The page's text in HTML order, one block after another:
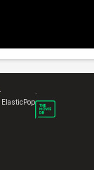
ElasticPop